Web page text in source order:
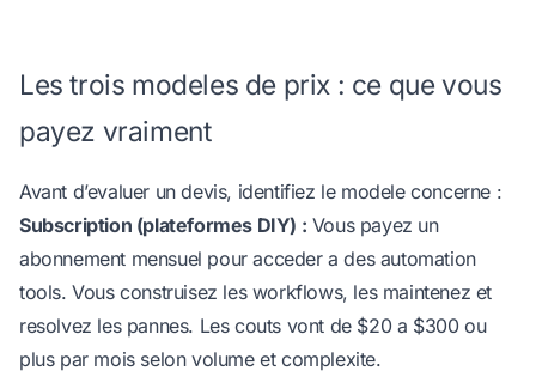
Les trois modeles de prix : ce que vous
payez vraiment
Avant d’evaluer un devis, identifiez le modele concerne :
Subscription (plateformes DIY) : Vous payez un
abonnement mensuel pour acceder a des automation
tools. Vous construisez les workflows, les maintenez et
resolvez les pannes. Les couts vont de $20 a $300 ou
plus par mois selon volume et complexite.